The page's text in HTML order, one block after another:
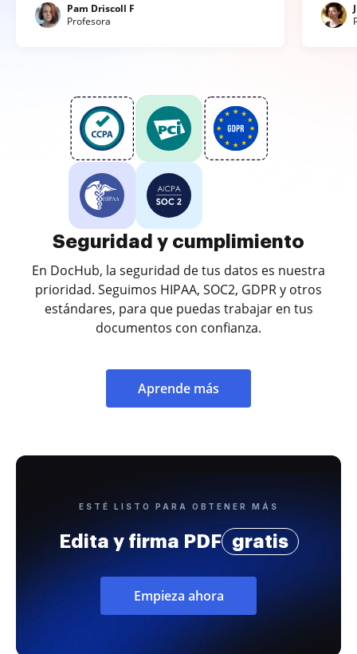
Pam Driscoll F
Profesora
Seguridad y cumplimiento
En DocHub, la seguridad de tus datos es nuestra
prioridad. Seguimos HIPAA, SOC2, GDPR y otros
estándares, para que puedas trabajar en tus
documentos con confianza.
Aprende más
ESTÉ LISTO PARA OBTENER MÁS
Edita y firma PDF gratis
Empieza ahora